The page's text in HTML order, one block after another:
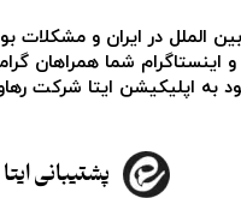
الملل در ایران و مشکلات
اینستاگرام شما همراهان
اپلیکیشن ایتا شرکت
پشتیبانی ایتا